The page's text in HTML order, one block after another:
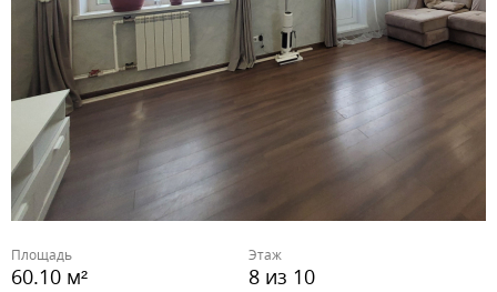
Площадь
60.10 м²
Этаж
8 из 10